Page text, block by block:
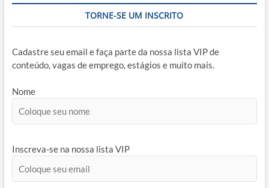
TORNE-SE UM INSCRITO
Cadastre seu email e faça parte da nossa lista VIP de
conteúdo, vagas de emprego, estágios e muito mais.
Nome
Inscreva-se na nossa lista VIP